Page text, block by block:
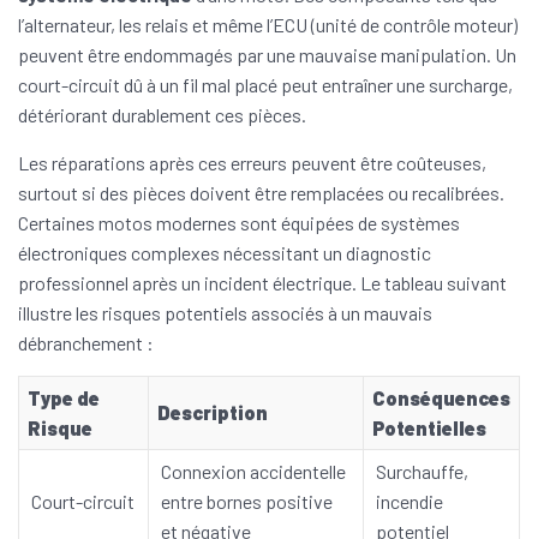
l’alternateur, les relais et même l’ECU (unité de contrôle moteur)
peuvent être endommagés par une mauvaise manipulation. Un
court-circuit dû à un fil mal placé peut entraîner une surcharge,
détériorant durablement ces pièces.
Les réparations après ces erreurs peuvent être coûteuses,
surtout si des pièces doivent être remplacées ou recalibrées.
Certaines motos modernes sont équipées de systèmes
électroniques complexes nécessitant un diagnostic
professionnel après un incident électrique. Le tableau suivant
illustre les risques potentiels associés à un mauvais
débranchement :
Type de
Risque
Description
Conséquences
Potentielles
Court-circuit
Connexion accidentelle
entre bornes positive
et négative
Surchauffe,
incendie
potentiel